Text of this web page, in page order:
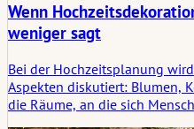
Wenn
weniger sagt
Bei der Hochzeitsplanung
Aspekten diskutiert: Blumen,
die Räume, an die sich